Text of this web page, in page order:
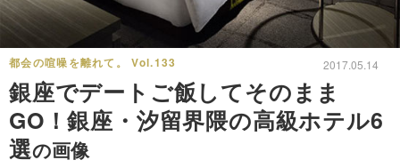
都会の喧噪を離れて。 Vol.133 2017.05.14
銀座でデートご飯してそのまま
GO！銀座・汐留界隈の高級ホテル6
選の画像